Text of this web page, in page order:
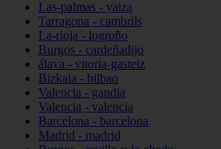
Las-palmas - yaiza
Tarragona - cambrils
La-rioja - logroño
Burgos - cardeñadijo
álava - vitoria-gasteiz
Bizkaia - bilbao
Valencia - gandia
Valencia - valencia
Barcelona - barcelona
Madrid - madrid